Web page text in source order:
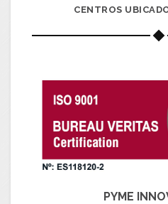
CENTROS
PYME